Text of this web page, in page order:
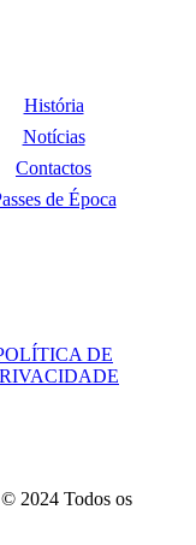
História
Notícias
Contactos
de Época
DE
© 2024 Todos os